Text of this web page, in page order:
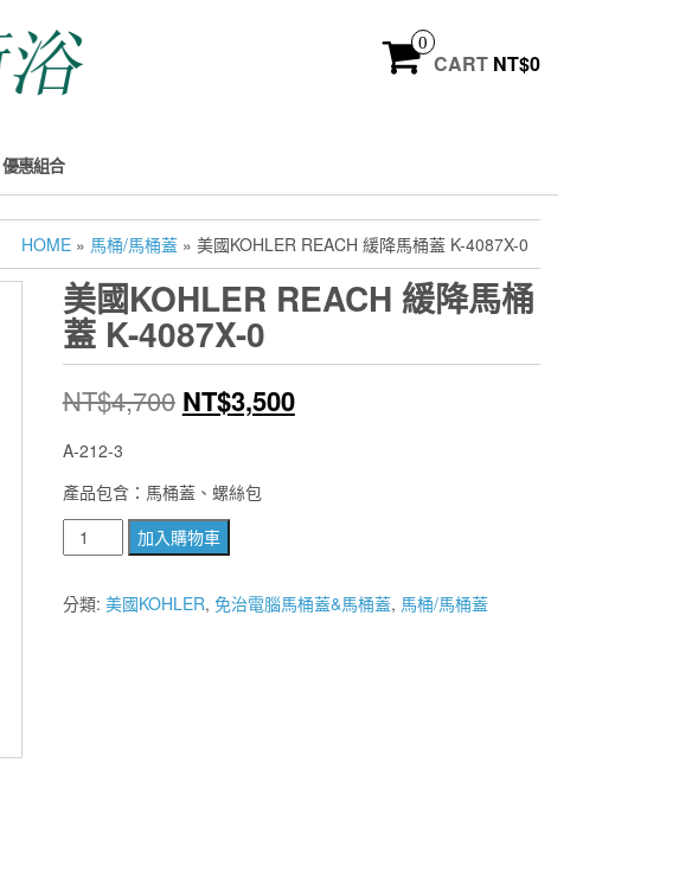
0
CART NT$0
惠組合
HOME » 馬桶/馬桶蓋 » 美國KOHLER REACH 緩降馬桶蓋 K-4087X-0
美國KOHLER REACH 緩降馬桶
蓋 K-4087X-0
NT$4,700 原
價
格：
NT$3,500目
A-212-3
產品包含：馬桶蓋、螺絲包
國
KOHLER
Reach
加入購物車
分類: 美國KOHLER, 免治電腦馬桶蓋&馬桶蓋, 馬桶/馬桶蓋